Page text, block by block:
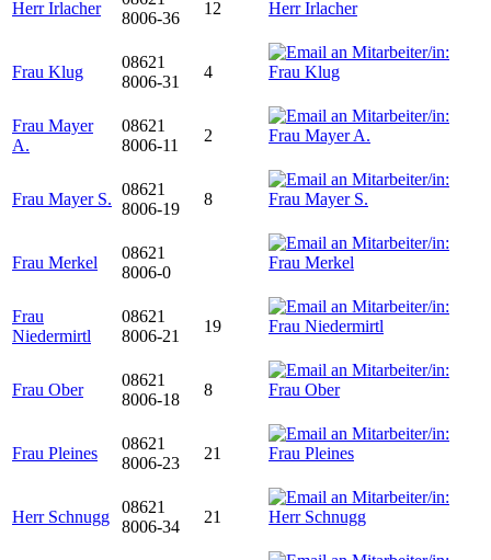
Herr Irlacher
8006-36
12
Frau Klug
08621
8006-31
4
Frau Mayer
A.
08621
8006-11
2
Frau Mayer S.
08621
8006-19
8
Frau Merkel
08621
8006-0
Frau
Niedermirtl
08621
8006-21
19
Frau Ober
08621
8006-18
8
Frau Pleines
08621
8006-23
21
Herr Schnugg
08621
8006-34
21